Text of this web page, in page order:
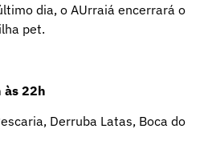
dia, o AUrraiá encerrará o
pet.
às 22h
Derruba Latas, Boca do